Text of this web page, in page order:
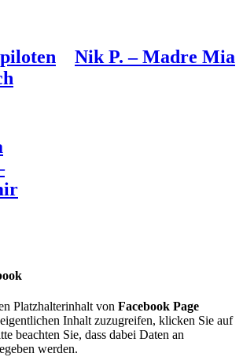
Nik P. – Madre Mia
Platzhalterinhalt von Facebook Page
Inhalt zuzugreifen, klicken Sie auf
beachten Sie, dass dabei Daten an
werden.